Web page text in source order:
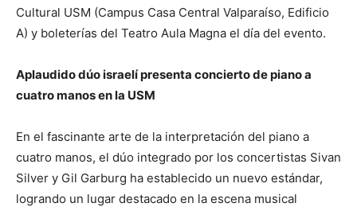
Cultural USM (Campus Casa Central Valparaíso, Edificio
A) y boleterías del Teatro Aula Magna el día del evento.
Aplaudido dúo israelí presenta concierto de piano a
cuatro manos en la USM
En el fascinante arte de la interpretación del piano a
cuatro manos, el dúo integrado por los concertistas Sivan
Silver y Gil Garburg ha establecido un nuevo estándar,
logrando un lugar destacado en la escena musical